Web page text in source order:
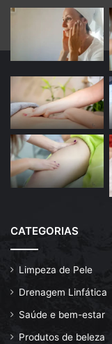
CATEGORIAS
Limpeza de Pele
Drenagem Linfática
Saúde e bem-estar
Produtos de beleza